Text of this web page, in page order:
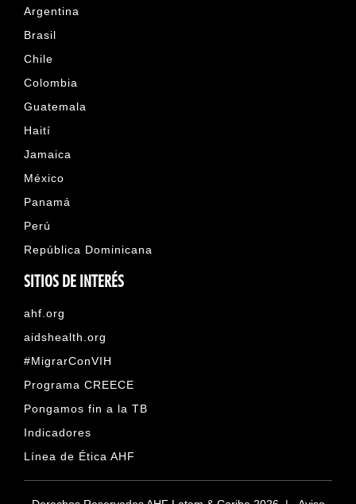
Argentina
Brasil
Chile
Colombia
Guatemala
Haití
Jamaica
México
Panamá
Perú
República Dominicana
SITIOS DE INTERÉS
ahf.org
aidshealth.org
#MigrarConVIH
Programa CREECE
Pongamos fin a la TB
Indicadores
Línea de Ética AHF